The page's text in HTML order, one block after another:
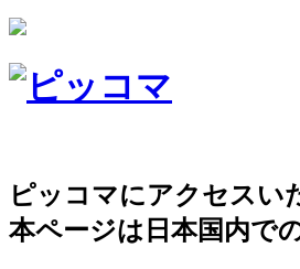
ピッコマにアクセスい
本ページは日本国内で